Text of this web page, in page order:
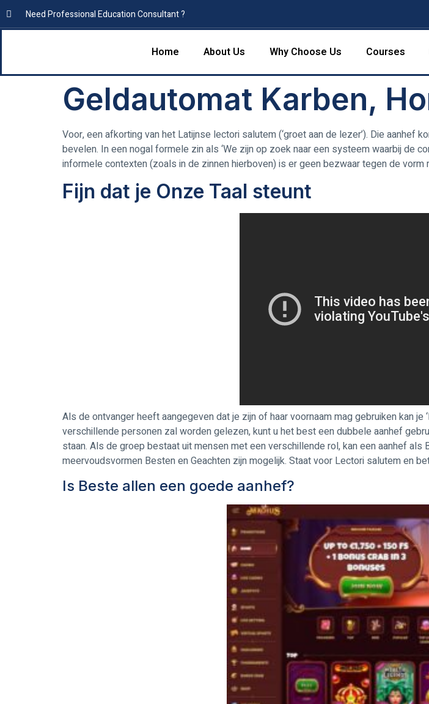
Need Professional Education Consultant ?
Home About Us Why Choose Us Courses
Geldautomat Karben,
Voor, een afkorting van het Latijnse lectori salutem (‘groet aan de lezer’). Die
bevelen. In een nogal formele zin als ‘We zijn op zoek naar een systeem waarbij de
informele contexten (zoals in de zinnen hierboven) is er geen bezwaar tegen de vorm
Fijn dat je Onze Taal steunt
Als de ontvanger heeft aangegeven dat je zijn of haar voornaam mag gebruiken kan
verschillende personen zal worden gelezen, kunt u het best een dubbele aanhef
staan. Als de groep bestaat uit mensen met een verschillende rol, kan een aanhef
meervoudsvormen Besten en Geachten zijn mogelijk. Staat voor Lectori salutem en
Is Beste allen een goede aanhef?